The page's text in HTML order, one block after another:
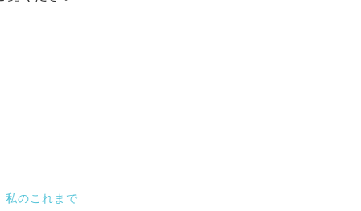
私のこれまで